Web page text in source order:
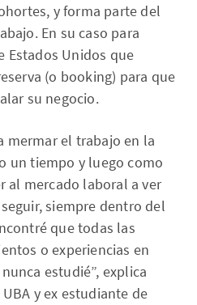
y forma parte del
En su caso para
Estados Unidos que
(o booking) para que
su negocio.
mermar el trabajo en la
un tiempo y luego como
al mercado laboral a ver
siempre dentro del
que todas las
o experiencias en
estudié”, explica
y ex estudiante de